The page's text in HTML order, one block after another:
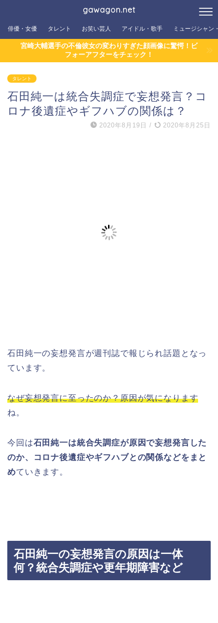
gawagon.net
俳優・女優 タレント お笑い芸人 アイドル・歌手 ミュージシャン
宮崎大輔選手の不倫彼女の変わりすぎた顔画像に驚愕！ビ
フォーアフターをチェック！
タレント
石田純一は統合失調症で妄想発言？コ
ロナ後遺症やギフハブの関係は？
2020年8月19日 / 2020年8月25日
石田純一の妄想発言が週刊誌で報じられ話題となっ
ています。
なぜ妄想発言に至ったのか？原因が気になります
ね。
今回は石田純一は統合失調症が原因で妄想発言した
のか、コロナ後遺症やギフハブとの関係などをまと
めていきます。
石田純一の妄想発言の原因は一体
何？統合失調症や更年期障害など